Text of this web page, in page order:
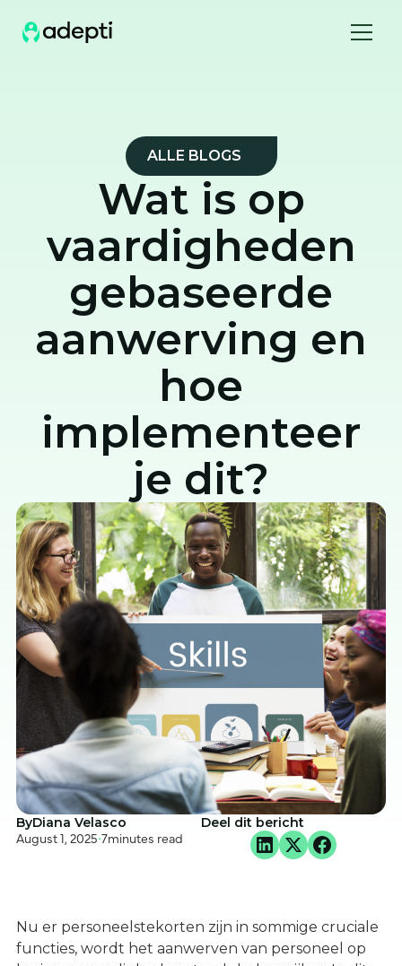
ALLE BLOGS
Wat is op
vaardigheden
gebaseerde
aanwerving en
hoe
implementeer
je dit?
ByDiana Velasco
August 1, 2025•7minutes read
Deel dit bericht
Nu er personeelstekorten zijn in sommige cruciale
functies, wordt het aanwerven van personeel op